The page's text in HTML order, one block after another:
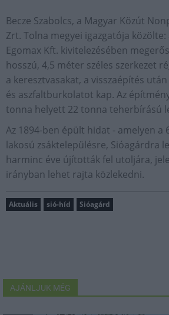
Becze Szabolcs, a Magyar Közút
Zrt. Tolna megyei igazgatója
Egomax Kft. kivitelezésében
hosszú, 4,5 méter széles szerkezet
a keresztvasakat, a visszaépítés
és aszfaltburkolatot kap. Az
tonna helyett 22 tonna teherbírású
Az 1894-ben épült hidat - amelyen a
lakosú zsáktelepülésre, Sióagárdra
harminc éve újították fel utoljára,
irányban lehet rajta közlekedni.
Aktuális sió-híd Sióagárd
AJÁNLJUK MÉG